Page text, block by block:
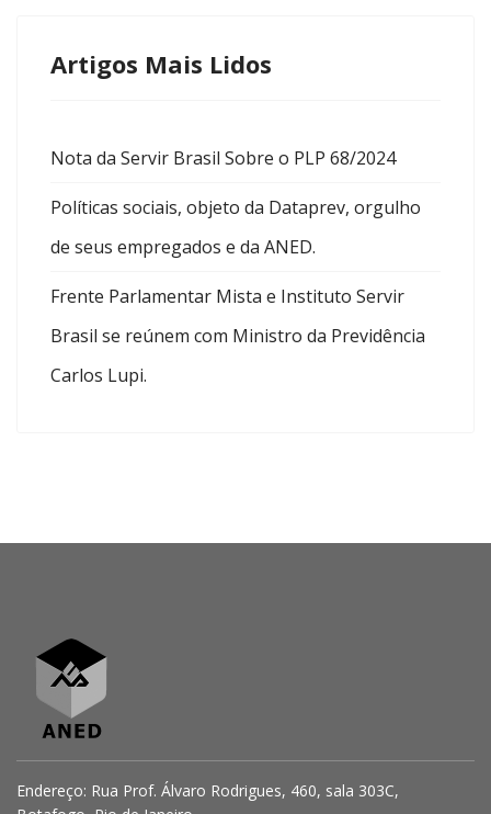
Artigos Mais Lidos
Nota da Servir Brasil Sobre o PLP 68/2024
Políticas sociais, objeto da Dataprev, orgulho
de seus empregados e da ANED.
Frente Parlamentar Mista e Instituto Servir
Brasil se reúnem com Ministro da Previdência
Carlos Lupi.
Endereço: Rua Prof. Álvaro Rodrigues, 460, sala 303C,